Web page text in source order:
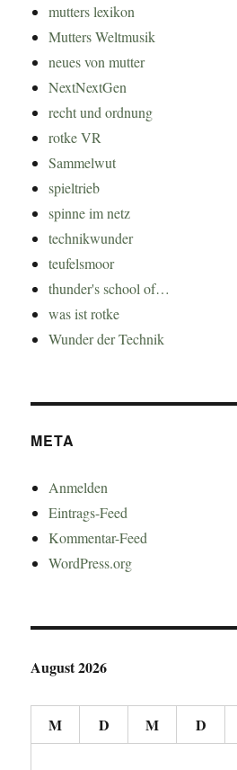
mutters lexikon
Mutters Weltmusik
neues von mutter
NextNextGen
recht und ordnung
rotke VR
Sammelwut
spieltrieb
spinne im netz
technikwunder
teufelsmoor
thunder's school of…
was ist rotke
Wunder der Technik
META
Anmelden
Eintrags-Feed
Kommentar-Feed
WordPress.org
August 2026
M D M D